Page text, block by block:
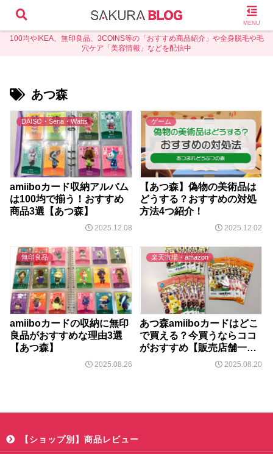
100均やIKEA、無印良品、3COINS等の「おすすめ商品紹介」や全身脱毛や毛
穴ケア「美容情報」などを配信中
あつ森
DAISO・Seria・Watts
amiiboカード収納アルバム
は100均で揃う！おすすめ
商品3選【あつ森】
2025.12.08
ゲーム
【あつ森】偽物の美術品は
どうする？おすすめの対処
方法4つ紹介！
2025.12.02
無印良品
amiiboカードの収納に無印
良品がおすすめな理由3選
【あつ森】
2025.08.26
楽天市場・amazon
あつ森amiiboカードはどこ
で買える？今買うならココ
がおすすめ【販売店舗一
2025.08.20
【ショップ別】商品レビュー
MENU